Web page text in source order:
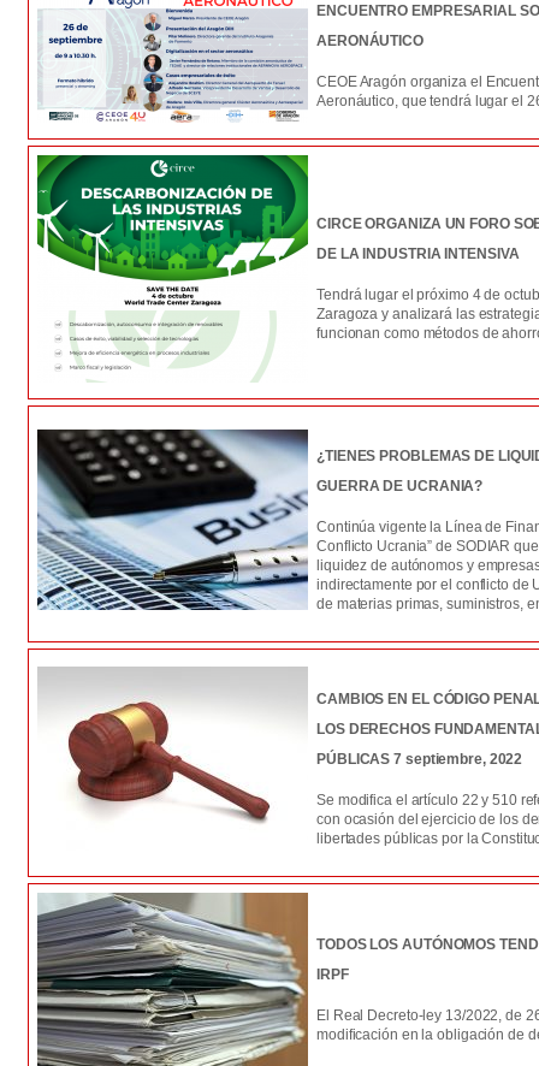
ENCUENTRO EMPRESARIAL
AERONÁUTICO
CEOE Aragón organiza el
Aeronáutico, que tendrá lugar el
CIRCE ORGANIZA UN FORO
DE LA INDUSTRIA INTENSIVA
Tendrá lugar el próximo 4 de
Zaragoza y analizará las
funcionan como métodos de
¿TIENES PROBLEMAS DE
GUERRA DE UCRANIA?
Continúa vigente la Línea de
Conflicto Ucrania” de SODIAR
liquidez de autónomos y
indirectamente por el conflicto de
de materias primas, suministros,
CAMBIOS EN EL CÓDIGO
LOS DERECHOS
PÚBLICAS 7 septiembre, 2022
Se modifica el artículo 22 y 510
con ocasión del ejercicio de los
libertades públicas por la
TODOS LOS AUTÓNOMOS
IRPF
El Real Decreto-ley 13/2022, de
modificación en la obligación de